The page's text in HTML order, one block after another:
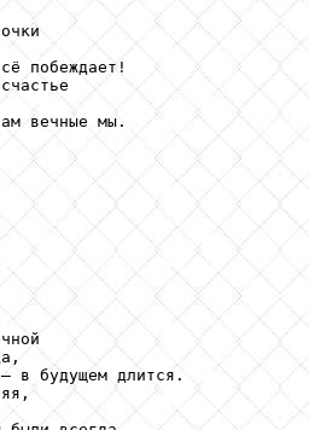
побеждает!
вечные мы.
в будущем длится.